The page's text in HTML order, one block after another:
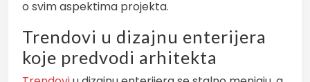
o svim aspektima projekta.
Trendovi u dizajnu enterijera
koje predvodi arhitekta